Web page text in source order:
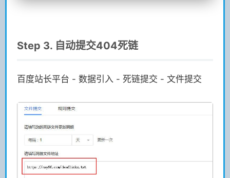
Step 3. 自动提交404死链
百度站长平台 - 数据引入 - 死链提交 - 文件提交